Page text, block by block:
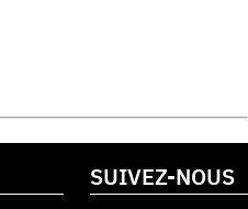
SUIVEZ-NOUS